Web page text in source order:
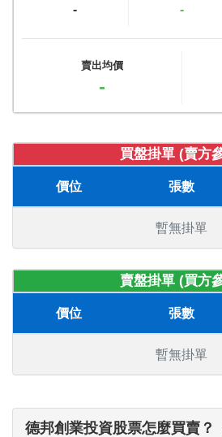
- -
賣出均價
-
買盤掛單 (賣方
價位 張數
暫無掛單
賣盤掛單 (買方
價位 張數
暫無掛單
德邦創業投資股票怎麼買賣？